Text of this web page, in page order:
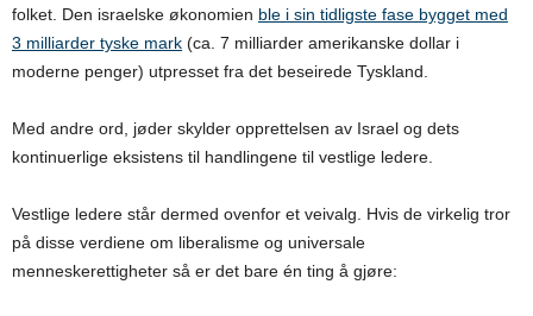
folket. Den israelske økonomien ble i sin tidligste fase bygget med
3 milliarder tyske mark (ca. 7 milliarder amerikanske dollar i
moderne penger) utpresset fra det beseirede Tyskland.
Med andre ord, jøder skylder opprettelsen av Israel og dets
kontinuerlige eksistens til handlingene til vestlige ledere.
Vestlige ledere står dermed ovenfor et veivalg. Hvis de virkelig tror
på disse verdiene om liberalisme og universale
menneskerettigheter så er det bare én ting å gjøre: